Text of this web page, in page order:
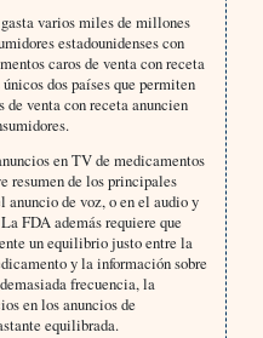
varios miles de millones
estadounidenses con
caros de venta con receta
dos países que permiten
venta con receta anuncien
en TV de medicamentos
resumen de los principales
anuncio de voz, o en el audio y
FDA además requiere que
un equilibrio justo entre la
y la información sobre
frecuencia, la
en los anuncios de
equilibrada.